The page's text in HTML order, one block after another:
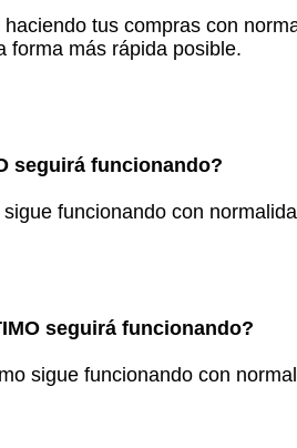
tus compras con
forma más rápida posible.
seguirá funcionando?
funcionando con
seguirá funcionando?
sigue funcionando con